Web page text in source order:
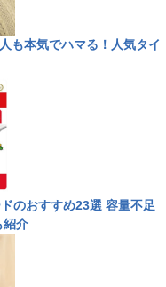
も本気でハマる！人気タイ
のおすすめ23選 容量不足
介